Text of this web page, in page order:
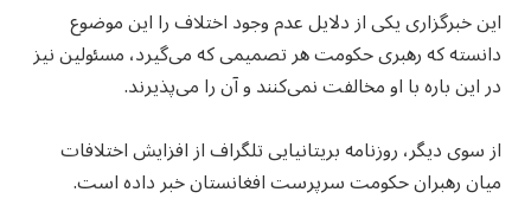
این خبرگزاری یکی از دلایل عدم وجود اختلاف را این موضوع
دانسته که رهبری حکومت هر تصمیمی که می‌گیرد، مسئولین نیز
در این باره با او مخالفت نمی‌کنند و آن را می‌پذیرند.
از سوی دیگر، روزنامه بریتانیایی تلگراف از افزایش اختلافات
میان رهبران حکومت سرپرست افغانستان خبر داده است.